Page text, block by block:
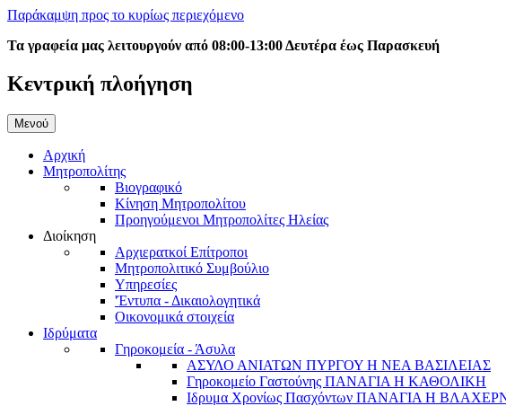
Παράκαμψη προς το κυρίως περιεχόμενο
Τα γραφεία μας λειτουργούν από 08:00-13:00 Δευτέρα έως Παρασκευή
Κεντρική πλοήγηση
Μενού
Αρχική
Μητροπολίτης
Βιογραφικό
Κίνηση Μητροπολίτου
Προηγούμενοι Μητροπολίτες Ηλείας
Διοίκηση
Αρχιερατκοί Επίτροποι
Μητροπολιτικό Συμβούλιο
Υπηρεσίες
'Έντυπα - Δικαιολογητικά
Οικονομικά στοιχεία
Ιδρύματα
Γηροκομεία - Άσυλα
ΑΣΥΛΟ ΑΝΙΑΤΩΝ ΠΥΡΓΟΥ Η ΝΕΑ ΒΑΣΙΛΕΙΑΣ
Γηροκομείο Γαστούνης ΠΑΝΑΓΙΑ Η ΚΑΘΟΛΙΚΗ
Ιδρυμα Χρονίως Πασχόντων ΠΑΝΑΓΙΑ Η